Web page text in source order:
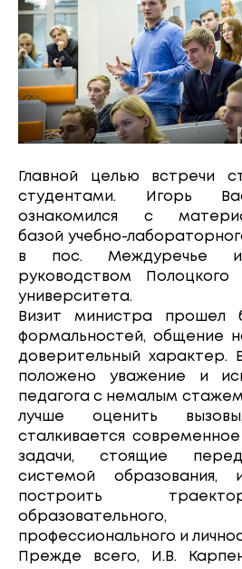
Главной целью встречи
студентами. Игорь
ознакомился с
базой учебно-
в пос. Междуречье
руководством Полоцкого
университета.
Визит министра прошел
формальностей, общение
доверительный характер.
положено уважение и
педагога с немалым
лучше оценить
сталкивается
задачи, стоящие
системой
построить
профессионального и
Прежде всего, И.В.